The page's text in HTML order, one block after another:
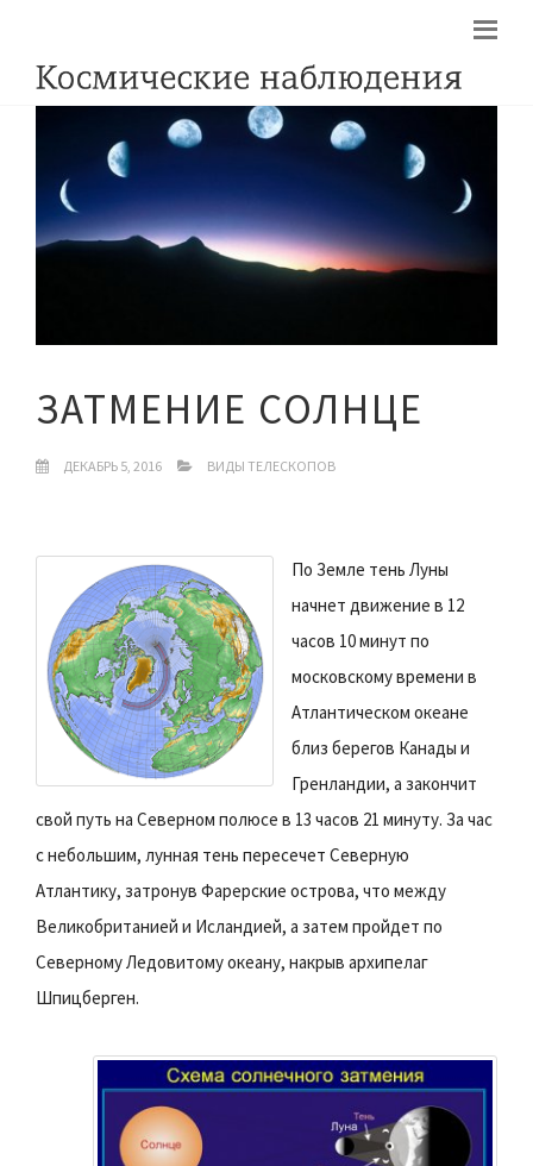
ЗАТМЕНИЕ СОЛНЦЕ
ДЕКАБРЬ 5, 2016 ВИДЫ ТЕЛЕСКОПОВ
По Земле тень Луны
начнет движение в 12
часов 10 минут по
московскому времени в
Атлантическом океане
близ берегов Канады и
Гренландии, а закончит
свой путь на Северном полюсе в 13 часов 21 минуту. За час
с небольшим, лунная тень пересечет Северную
Атлантику, затронув Фарерские острова, что между
Великобританией и Исландией, а затем пройдет по
Северному Ледовитому океану, накрыв архипелаг
Шпицберген.